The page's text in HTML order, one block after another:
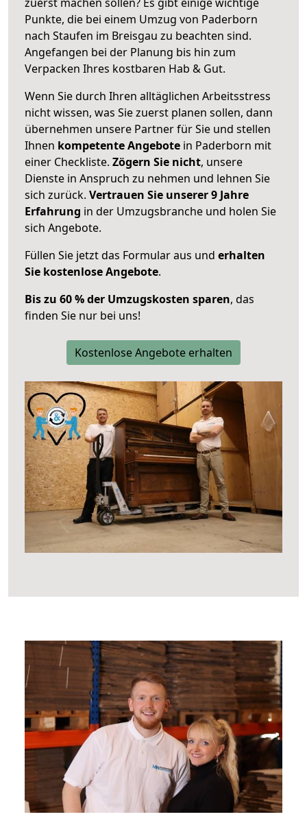
Punkte, die bei einem Umzug von Paderborn
nach Staufen im Breisgau zu beachten sind.
Angefangen bei der Planung bis hin zum
Verpacken Ihres kostbaren Hab & Gut.
Wenn Sie durch Ihren alltäglichen Arbeitsstress
nicht wissen, was Sie zuerst planen sollen, dann
übernehmen unsere Partner für Sie und stellen
Ihnen kompetente Angebote in Paderborn mit
einer Checkliste. Zögern Sie nicht, unsere
Dienste in Anspruch zu nehmen und lehnen Sie
sich zurück. Vertrauen Sie unserer 9 Jahre
Erfahrung in der Umzugsbranche und holen Sie
sich Angebote.
Füllen Sie jetzt das Formular aus und erhalten
Sie kostenlose Angebote.
Bis zu 60 % der Umzugskosten sparen, das
finden Sie nur bei uns!
Kostenlose Angebote erhalten